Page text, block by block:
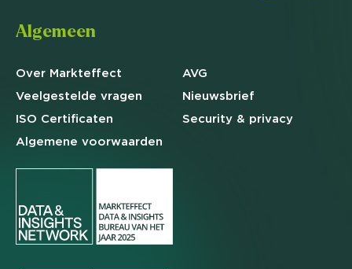
Algemeen
Over Markteffect
Veelgestelde vragen
ISO Certificaten
Algemene voorwaarden
AVG
Nieuwsbrief
Security & privacy